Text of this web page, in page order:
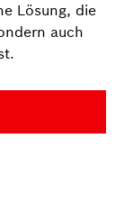
Lösung, die
auch